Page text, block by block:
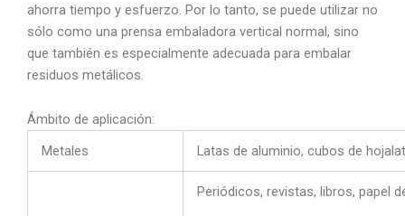
ahorra tiempo y esfuerzo. Por lo tanto, se puede utilizar no
sólo como una prensa embaladora vertical normal, sino
que también es especialmente adecuada para embalar
residuos metálicos.
Ámbito de aplicación:
Metales
Latas de aluminio, cubos de
Periódicos, revistas, libros, papel